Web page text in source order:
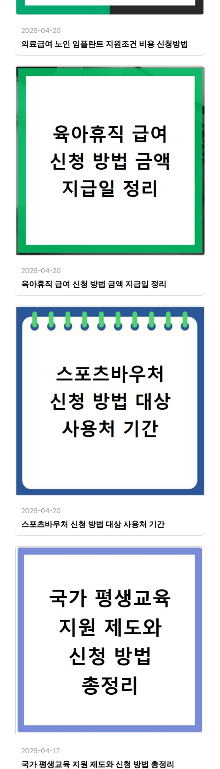
2026-04-20
의료급여 노인 임플란트 지원조건 비용 신청방법
2026-04-20
육아휴직 급여 신청 방법 금액 지급일 정리
2026-04-20
스포츠바우처 신청 방법 대상 사용처 기간
2026-04-12
국가 평생교육 지원 제도와 신청 방법 총정리